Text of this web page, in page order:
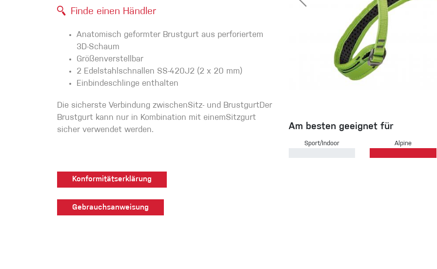
Handschuhe
Männer Kletterhose
Jacke
Finde einen Händler
Anatomisch geformter Brustgurt aus perforiertem
3D-Schaum
Größenverstellbar
2 Edelstahlschnallen SS-420J2 (2 x 20 mm)
Einbindeschlinge enthalten
Die sicherste Verbindung zwischenSitz- und BrustgurtDer
Brustgurt kann nur in Kombination mit einemSitzgurt
sicher verwendet werden.
Konformitätserklärung
Gebrauchsanweisung
Am besten geeignet für
Sport/Indoor Alpine